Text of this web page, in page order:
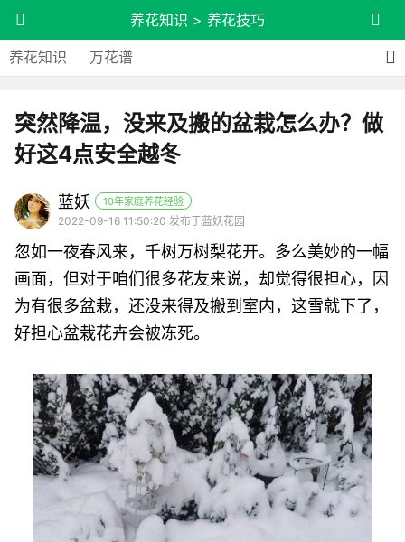
养花知识 >养花技巧
养花知识 万花谱
突然降温，没来及搬的盆栽怎么办？做
好这4点安全越冬
蓝妖 10年家庭养花经验
2022-09-16 11:50:20 发布于蓝妖花园
忽如一夜春风来，千树万树梨花开。多么美妙的一幅
画面，但对于咱们很多花友来说，却觉得很担心，因
为有很多盆栽，还没来得及搬到室内，这雪就下了，
好担心盆栽花卉会被冻死。